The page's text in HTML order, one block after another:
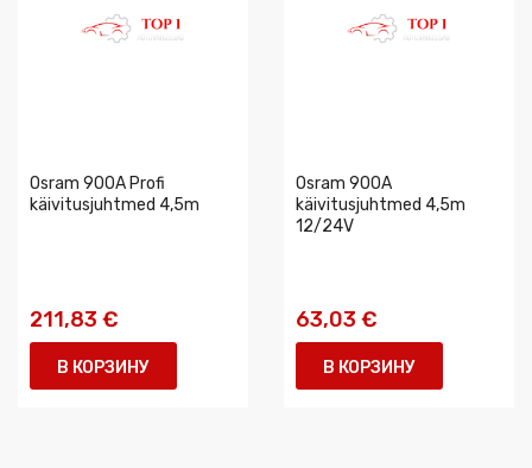
Osram 900A Profi
käivitusjuhtmed 4,5m
211,83 €
В КОРЗИНУ
Osram 900A
käivitusjuhtmed 4,5m
12/24V
63,03 €
В КОРЗИНУ